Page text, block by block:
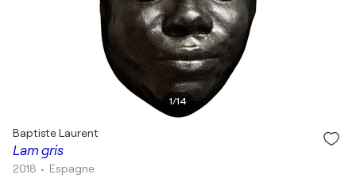
1/14
Lam gris
Baptiste Laurent
2018 • Espagne